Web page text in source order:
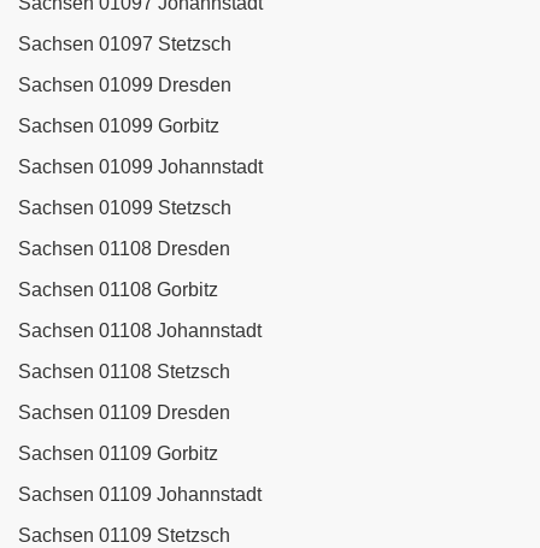
Sachsen 01097 Stetzsch
Sachsen 01099 Dresden
Sachsen 01099 Gorbitz
Sachsen 01099 Johannstadt
Sachsen 01099 Stetzsch
Sachsen 01108 Dresden
Sachsen 01108 Gorbitz
Sachsen 01108 Johannstadt
Sachsen 01108 Stetzsch
Sachsen 01109 Dresden
Sachsen 01109 Gorbitz
Sachsen 01109 Johannstadt
Sachsen 01109 Stetzsch